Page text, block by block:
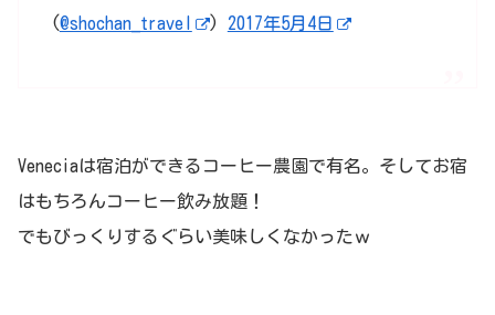
(@shochan_travel ) 2017年5月4日
Veneciaは宿泊ができるコーヒー農園で有名。そしてお宿
はもちろんコーヒー飲み放題！
でもびっくりするぐらい美味しくなかったｗ